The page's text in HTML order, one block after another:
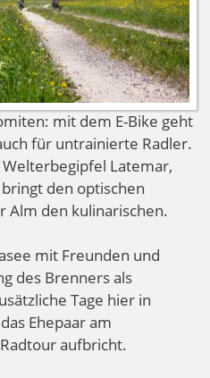
mit dem E-Bike geht
für untrainierte Radler.
Welterbegipfel Latemar,
den optischen
Alm den kulinarischen.
mit Freunden und
des Brenners als
Tage hier in
Ehepaar am
aufbricht.